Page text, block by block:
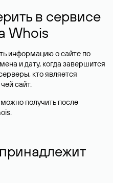
в сервисе
Whois
информацию о сайте по
и дату, когда завершится
кто является
сайт.
получить после